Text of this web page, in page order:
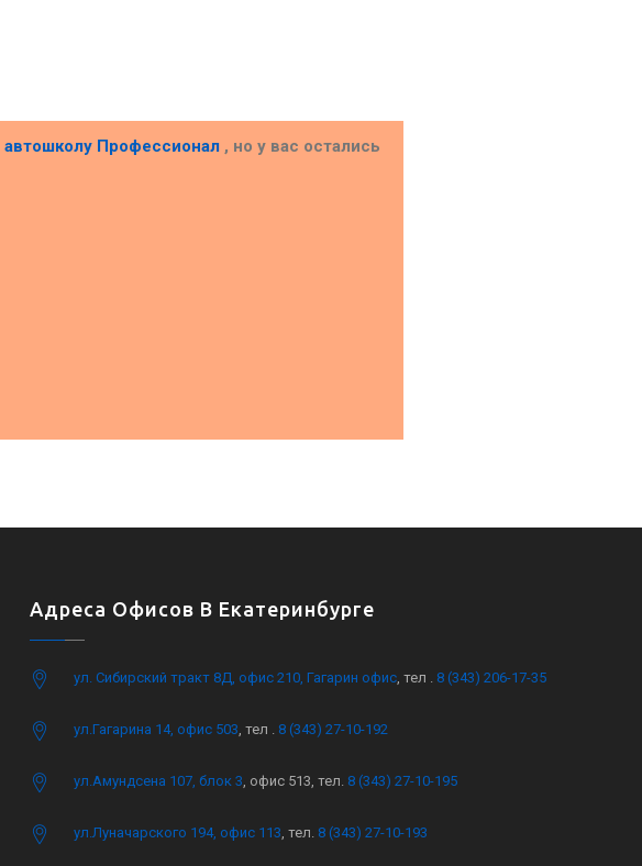
автошколу Профессионал , но у вас остались
Адреса Офисов В Екатеринбурге
ул. Сибирский тракт 8Д, офис 210, Гагарин офис, тел . 8 (343) 206-17-35
ул.Гагарина 14, офис 503, тел . 8 (343) 27-10-192
ул.Амундсена 107, блок 3, офис 513, тел. 8 (343) 27-10-195
ул.Луначарского 194, офис 113, тел. 8 (343) 27-10-193